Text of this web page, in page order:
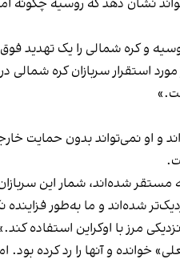
نشان دهد که روسیه چگونه
استقرار سربازان کره
شده‌اند و ما به‌طور
مرز با اوکراین استفاده
خوانده و آنها را رد کرده